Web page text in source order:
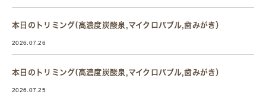
本日のトリミング(高濃度炭酸泉,マイクロバブル,歯みがき）
2026.07.26
本日のトリミング(高濃度炭酸泉,マイクロバブル,歯みがき）
2026.07.25